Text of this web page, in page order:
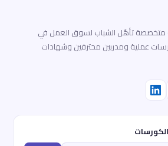
متخصصة تأهّل الشباب لسوق العمل في
عملية ومدربين محترفين وشهادات